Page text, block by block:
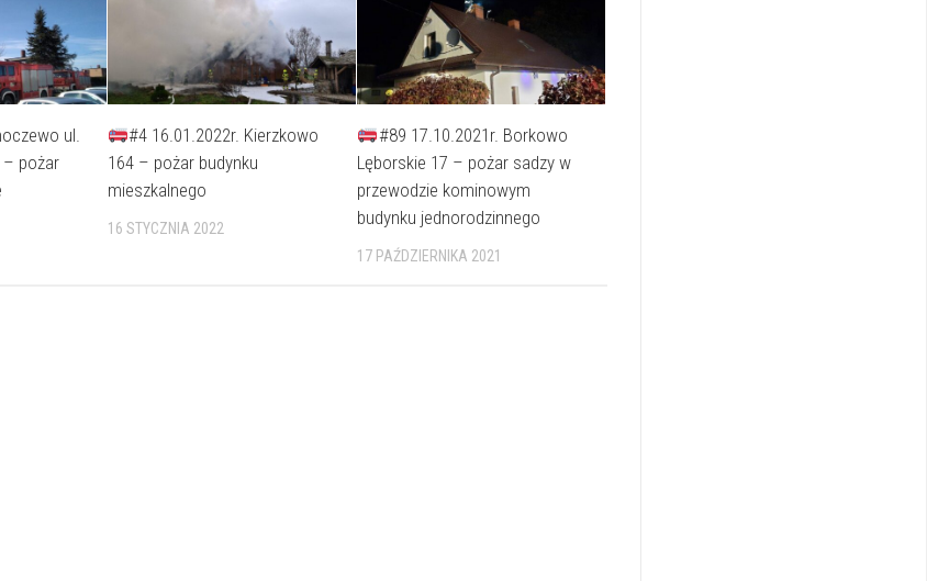
ul.
– pożar
#4 16.01.2022r. Kierzkowo
164 – pożar budynku
mieszkalnego
16 STYCZNIA 2022
#89 17.10.2021r. Borkowo
Lęborskie 17 – pożar sadzy w
przewodzie kominowym
budynku jednorodzinnego
17 PAŹDZIERNIKA 2021